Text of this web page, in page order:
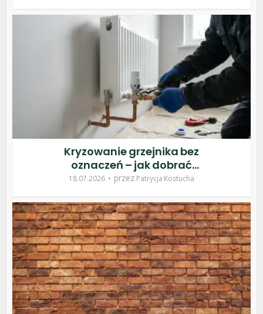
Kryzowanie grzejnika bez
oznaczeń – jak dobrać
nastawę
18.07.2026 przez Patrycja Kostucha